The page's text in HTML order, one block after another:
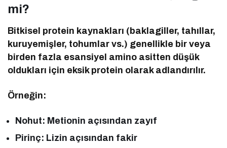
mi?
Bitkisel protein kaynakları (baklagiller, tahıllar,
kuruyemişler, tohumlar vs.) genellikle bir veya
birden fazla esansiyel amino asitten düşük
oldukları için eksik protein olarak adlandırılır.
Örneğin:
Nohut: Metionin açısından zayıf
Pirinç: Lizin açısından fakir